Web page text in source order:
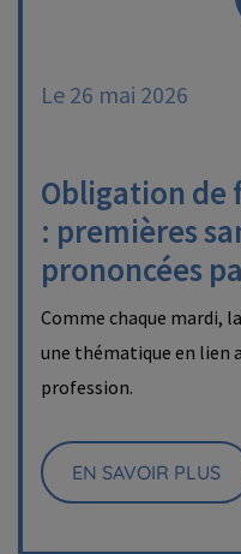
Le 26 mai 2026
Obligation de
: premières
prononcées
Comme chaque mardi,
une thématique en lien
profession.
EN SAVOIR PLUS